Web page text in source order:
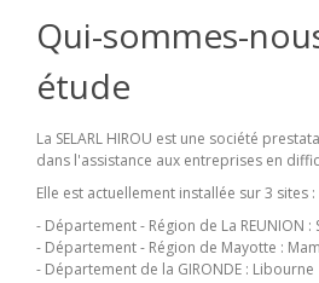
Qui-sommes-
étude
La SELARL HIROU est une société
dans l'assistance aux entreprises en
Elle est actuellement installée sur 3 sites :
- Département - Région de La REUNION :
- Département - Région de Mayotte :
- Département de la GIRONDE : Libourne